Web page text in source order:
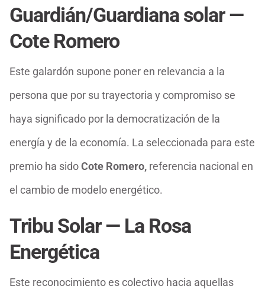
Guardián/Guardiana solar —
Cote Romero
Este galardón supone poner en relevancia a la
persona que por su trayectoria y compromiso se
haya significado por la democratización de la
energía y de la economía. La seleccionada para este
premio ha sidoCote Romero, referencia nacional en
el cambio de modelo energético.
Tribu Solar — La Rosa
Energética
Este reconocimiento es colectivo hacia aquellas